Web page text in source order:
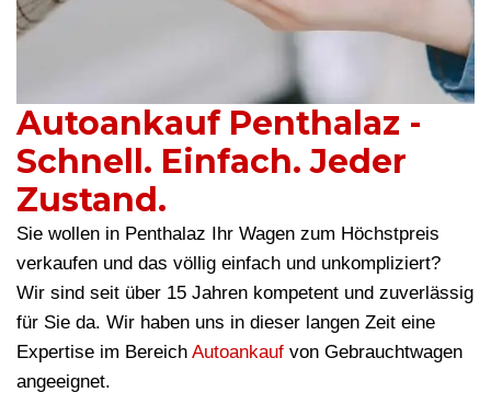
Autoankauf Penthalaz -
Schnell. Einfach. Jeder
Zustand.
Sie wollen in Penthalaz Ihr Wagen zum Höchstpreis
verkaufen und das völlig einfach und unkompliziert?
Wir sind seit über 15 Jahren kompetent und zuverlässig
für Sie da. Wir haben uns in dieser langen Zeit eine
Expertise im Bereich Autoankauf von Gebrauchtwagen
angeeignet.